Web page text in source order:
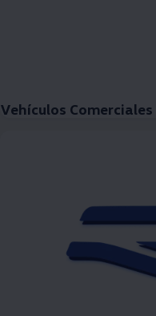
Vehículos Comerciales